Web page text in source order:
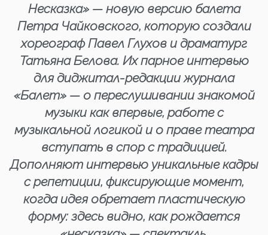
Несказка» — новую версию балета
Петра Чайковского, которую создали
хореограф Павел Глухов и драматург
Татьяна Белова. Их парное интервью
для диджитал-редакции журнала
«Балет» — о переслушивании знакомой
музыки как впервые, работе с
музыкальной логикой и о праве театра
вступать в спор с традицией.
Дополняют интервью уникальные кадры
с репетиции, фиксирующие момент,
когда идея обретает пластическую
форму: здесь видно, как рождается